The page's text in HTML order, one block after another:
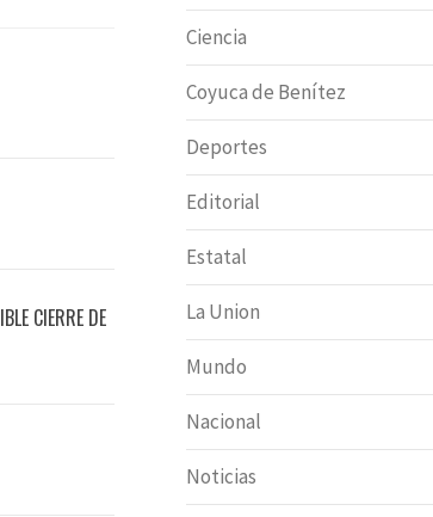
CIERRE DE
Ciencia
Coyuca de Benítez
Deportes
Editorial
Estatal
La Union
Mundo
Nacional
Noticias